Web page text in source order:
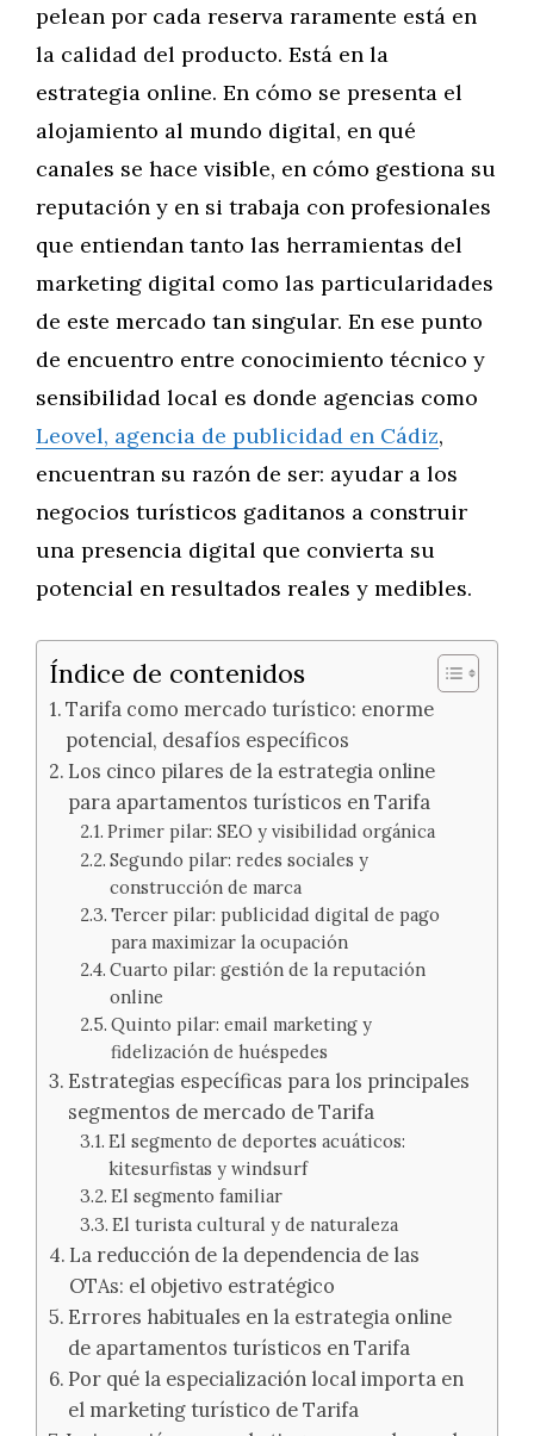
pelean por cada reserva raramente está en
la calidad del producto. Está en la
estrategia online. En cómo se presenta el
alojamiento al mundo digital, en qué
canales se hace visible, en cómo gestiona su
reputación y en si trabaja con profesionales
que entiendan tanto las herramientas del
marketing digital como las particularidades
de este mercado tan singular. En ese punto
de encuentro entre conocimiento técnico y
sensibilidad local es donde agencias como
Leovel, agencia de publicidad en Cádiz,
encuentran su razón de ser: ayudar a los
negocios turísticos gaditanos a construir
una presencia digital que convierta su
potencial en resultados reales y medibles.
Índice de contenidos
Tarifa como mercado turístico: enorme
potencial, desafíos específicos
Los cinco pilares de la estrategia online
para apartamentos turísticos en Tarifa
Primer pilar: SEO y visibilidad orgánica
Segundo pilar: redes sociales y
construcción de marca
Tercer pilar: publicidad digital de pago
para maximizar la ocupación
Cuarto pilar: gestión de la reputación
online
Quinto pilar: email marketing y
fidelización de huéspedes
Estrategias específicas para los principales
segmentos de mercado de Tarifa
El segmento de deportes acuáticos:
kitesurfistas y windsurf
El segmento familiar
El turista cultural y de naturaleza
La reducción de la dependencia de las
OTAs: el objetivo estratégico
Errores habituales en la estrategia online
de apartamentos turísticos en Tarifa
Por qué la especialización local importa en
el marketing turístico de Tarifa